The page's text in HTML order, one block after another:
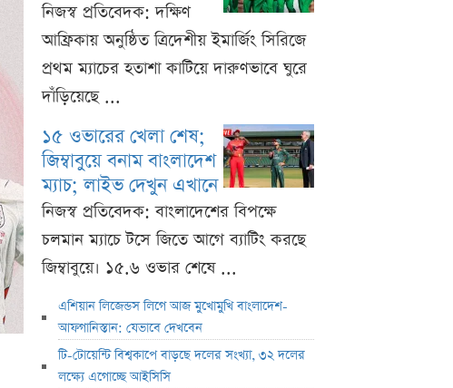
নিজস্ব প্রতিবেদক: দক্ষিণ
আফ্রিকায় অনুষ্ঠিত ত্রিদেশীয় ইমার্জিং সিরিজে
প্রথম ম্যাচের হতাশা কাটিয়ে দারুণভাবে ঘুরে
দাঁড়িয়েছে ...
১৫ ওভারের খেলা শেষ;
জিম্বাবুয়ে বনাম বাংলাদেশ
ম্যাচ; লাইভ দেখুন এখানে
নিজস্ব প্রতিবেদক: বাংলাদেশের বিপক্ষে
চলমান ম্যাচে টসে জিতে আগে ব্যাটিং করছে
জিম্বাবুয়ে। ১৫.৬ ওভার শেষে ...
এশিয়ান লিজেন্ডস লিগে আজ মুখোমুখি বাংলাদেশ-
আফগানিস্তান: যেভাবে দেখবেন
টি-টোয়েন্টি বিশ্বকাপে বাড়ছে দলের সংখ্যা, ৩২ দলের
লক্ষ্যে এগোচ্ছে আইসিসি